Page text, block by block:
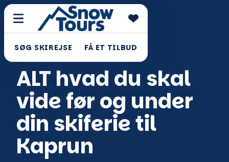
SØG SKIREJSE FÅ ET TILBUD
ALT hvad du skal
vide før og under
din skiferie til
Kaprun